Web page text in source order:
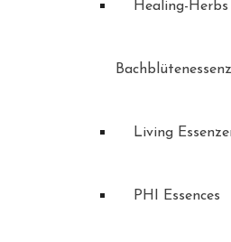
Healing-Herbs
Living
PHI Essences